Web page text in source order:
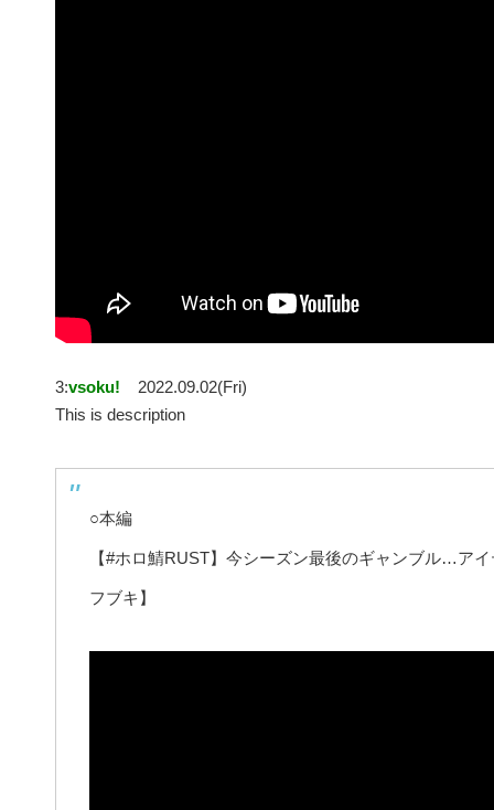
3:vsoku!
2022.09.02(Fri)
This is description
○本編
【#ホロ鯖RUST】今シーズン最後のギャンブル…
フブキ】